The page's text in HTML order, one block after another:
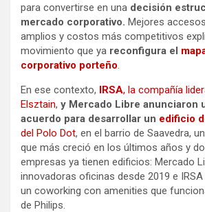
para convertirse en una decisión
mercado corporativo. Mejores
amplios y costos más competitivos
movimiento que ya reconfigura el
corporativo porteño
En ese contexto, IRSA, la compañía
Elsztain, y Mercado Libre anunciaron
acuerdo para desarrollar un edificio
del Polo Dot, en el barrio de Saavedra,
que más creció en los últimos años y
empresas ya tienen edificios: Mercado
innovadoras oficinas desde 2019 e
un coworking con amenities que
de Philips.